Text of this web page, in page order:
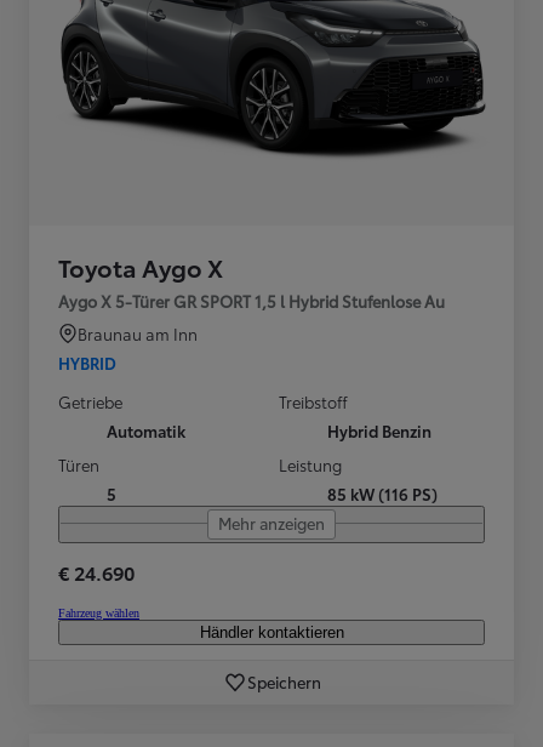
Toyota Aygo X
Aygo X 5-Türer GR SPORT 1,5 l Hybrid Stufenlose Au
Braunau am Inn
HYBRID
Getriebe
Automatik
Treibstoff
Hybrid Benzin
Türen
5
Leistung
85 kW (116 PS)
Mehr anzeigen
€ 24.690
Fahrzeug wählen
Händler kontaktieren
Speichern